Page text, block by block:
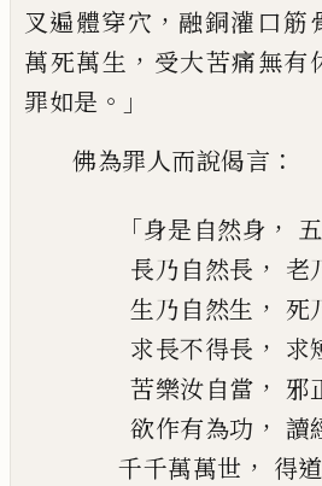
叉遍體穿穴 ， 融銅灌口筋
萬死萬生 ， 受大苦痛無有
罪如是 。」
佛為罪人而說偈言 ：
「身是自然身 ，
長乃自然長 ， 老
生乃自然生 ， 死
求長不得長 ， 求
苦樂汝自當 ， 邪
欲作有為功 ， 讀
千千萬萬世 ， 得